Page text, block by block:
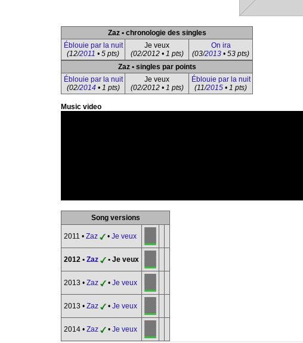
Zaz • chronologie des singles
Éblouie par la nuit
(12/2011 • 5 pts)
Je veux
(02/2012 • 1 pts)
On ira
(03/2013 • 53 pts)
Zaz • singles par points
Éblouie par la nuit
(02/2014• 1 pts)
Je veux
(02/2012 • 1 pts)
Éblouie par la nuit
(11/2015 • 1 pts)
Music video
Song versions
2011 • Zaz • Je veux
2012 • Zaz • Je veux
2013 • Zaz • Je veux
2013 • Zaz • Je veux
2014 • Zaz • Je veux